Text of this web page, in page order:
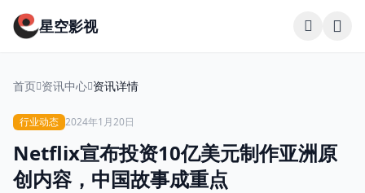
星空影视
首页 资讯中心 资讯详情
行业动态 2024年1月20日
Netflix宣布投资10亿美元制作亚洲原
创内容，中国故事成重点